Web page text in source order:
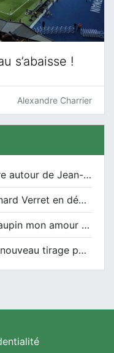
s’abaisse !
Alexandre Charrier
Une rencontre autour de Jean-Claude Suaudeau
Bernard Verret en dédicaces le samedi 13 décembre à l’Espace Culturel Atlantis
« Saupin mon amour » au salon du livre de Trentemoult
Un nouveau tirage pour le Docu-BD